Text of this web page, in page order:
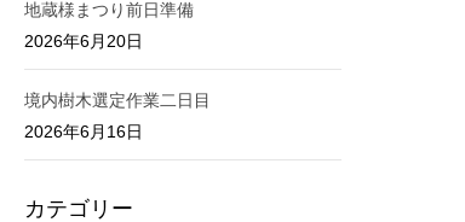
地蔵様まつり前日準備
2026年6月20日
境内樹木選定作業二日目
2026年6月16日
カテゴリー